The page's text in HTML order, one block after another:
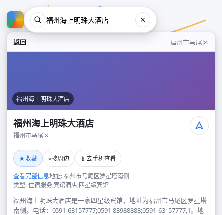
返回 福州市马尾区
福州海上明珠大酒店
福州海上明珠大酒店
福州市马尾区
★收藏 ⌖搜周边 📱 去手机查看
查看完整信息地址: 福州市马尾区罗星塔南侧
类型: 住宿服务;宾馆酒店;四星级宾馆
福州海上明珠大酒店是一家四星级宾馆，地址为福州市马尾区罗星塔
南侧。电话：0591-63157777;0591-83988888;0591-63157777,1。地